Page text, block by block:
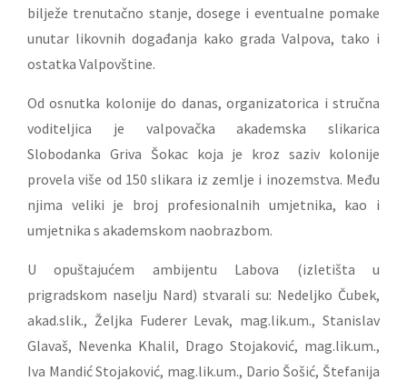
bilježe trenutačno stanje, dosege i eventualne pomake
unutar likovnih događanja kako grada Valpova, tako i
ostatka Valpovštine.
Od osnutka kolonije do danas, organizatorica i stručna
voditeljica je valpovačka akademska slikarica
Slobodanka Griva Šokac koja je kroz saziv kolonije
provela više od 150 slikara iz zemlje i inozemstva. Među
njima veliki je broj profesionalnih umjetnika, kao i
umjetnika s akademskom naobrazbom.
U opuštajućem ambijentu Labova (izletišta u
prigradskom naselju Nard) stvarali su: Nedeljko Čubek,
akad.slik., Željka Fuderer Levak, mag.lik.um., Stanislav
Glavaš, Nevenka Khalil, Drago Stojaković, mag.lik.um.,
Iva Mandić Stojaković, mag.lik.um., Dario Šošić, Štefanija